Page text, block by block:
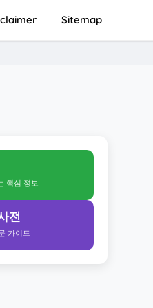
Sitemap
핵심 정보
전
가이드